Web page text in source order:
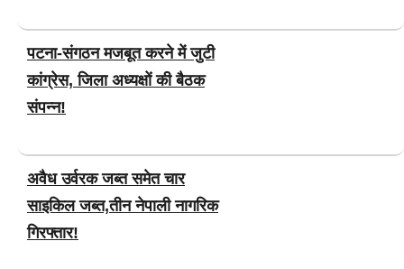
पटना-संगठन मजबूत करने में जुटी
कांग्रेस, जिला अध्यक्षों की बैठक
संपन्न!
अवैध उर्वरक जब्त समेत चार
साइकिल जब्त,तीन नेपाली नागरिक
गिरफ्तार!